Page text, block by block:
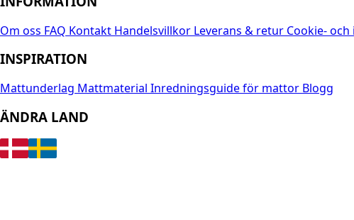
Om oss FAQ Kontakt Handelsvillkor Leverans & retur Cookie-
INSPIRATION
Mattunderlag Mattmaterial Inredningsguide för mattor Blogg
ÄNDRA LAND